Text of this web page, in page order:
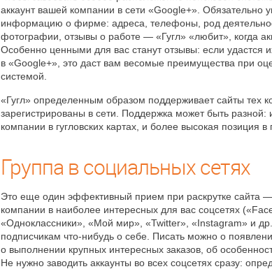
аккаунт вашей компании в сети «Google+». Обязательно
информацию о фирме: адреса, телефоны, род
фотографии, отзывы о работе — «Гугл» «любит», когда
Особенно ценными для вас станут отзывы: если удастся
в «Google+», это даст вам весомые преимущества при
системой.
«Гугл» определенным образом поддерживает сайты тех
зарегистрированы в сети. Поддержка может быть
компании в гугловских картах, и более высокая позиция в
Группа в социальных сетях
Это еще один эффективный прием при раскрутке сайта —
компании в наиболее интересных для вас соцсетях
«Одноклассники», «Мой мир», «Twitter», «Instagram» и
подписчикам что-нибудь о себе. Писать можно о
о выполнении крупных интересных заказов, об
Не нужно заводить аккаунты во всех соцсетях сразу: